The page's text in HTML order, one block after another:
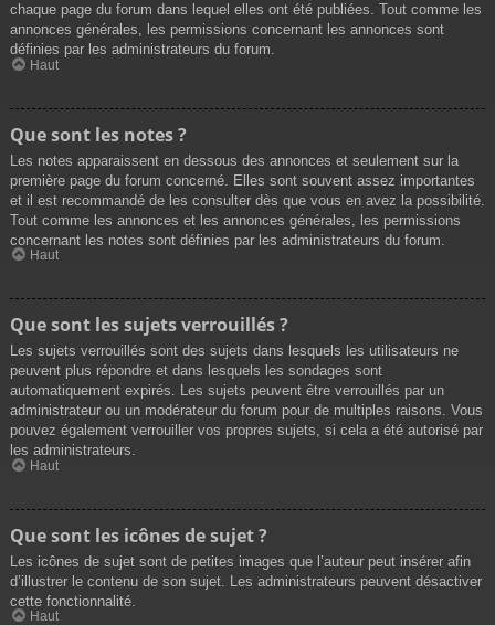
chaque page du forum dans lequel elles ont été publiées. Tout comme les
annonces générales, les permissions concernant les annonces sont
définies par les administrateurs du forum.
Haut
Que sont les notes ?
Les notes apparaissent en dessous des annonces et seulement sur la
première page du forum concerné. Elles sont souvent assez importantes
et il est recommandé de les consulter dès que vous en avez la possibilité.
Tout comme les annonces et les annonces générales, les permissions
concernant les notes sont définies par les administrateurs du forum.
Haut
Que sont les sujets verrouillés ?
Les sujets verrouillés sont des sujets dans lesquels les utilisateurs ne
peuvent plus répondre et dans lesquels les sondages sont
automatiquement expirés. Les sujets peuvent être verrouillés par un
administrateur ou un modérateur du forum pour de multiples raisons. Vous
pouvez également verrouiller vos propres sujets, si cela a été autorisé par
les administrateurs.
Haut
Que sont les icônes de sujet ?
Les icônes de sujet sont de petites images que l’auteur peut insérer afin
d’illustrer le contenu de son sujet. Les administrateurs peuvent désactiver
cette fonctionnalité.
Haut